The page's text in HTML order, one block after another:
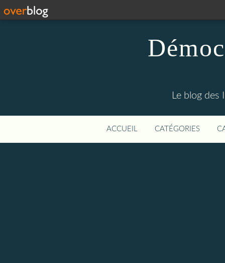
Le blog des
ACCUEIL CATÉGORIES